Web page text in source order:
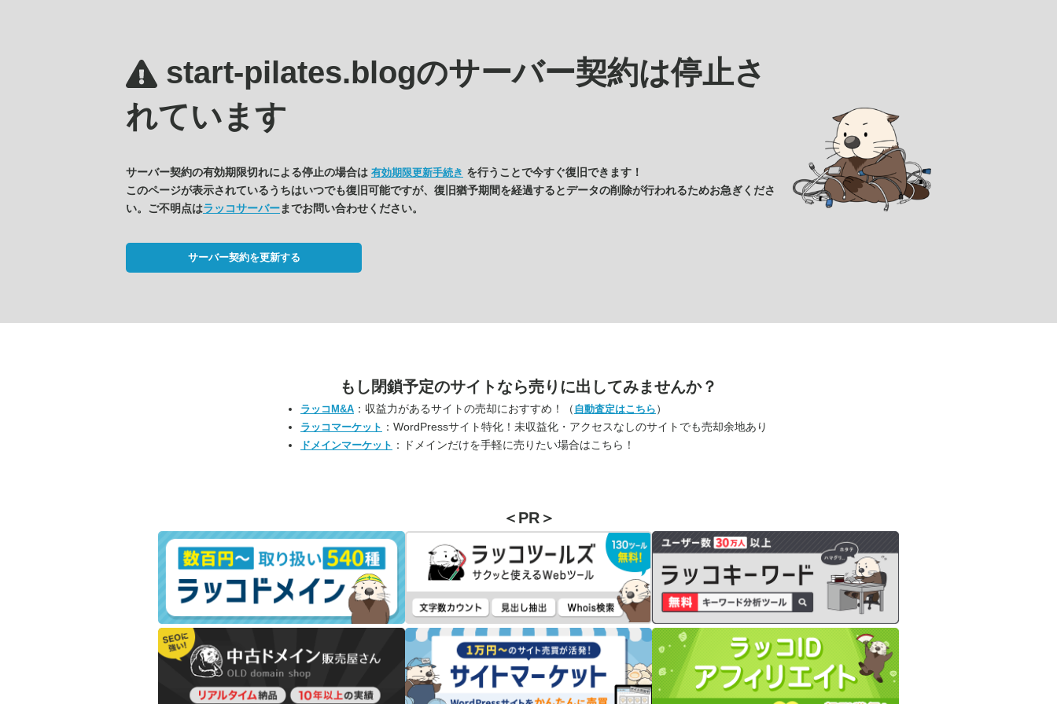
start-pilates.blogのサーバー契約は停止さ
れています
サーバー契約の有効期限切れによる停止の場合は 有効期限更新手続き を行うことで今すぐ復旧できます！
このページが表示されているうちはいつでも復旧可能ですが、復旧猶予期間を経過するとデータの削除が行われるためお急ぎくださ
い。ご不明点はラッコサーバーまでお問い合わせください。
サーバー契約を更新する
もし閉鎖予定のサイトなら売りに出してみませんか？
ラッコM&A ：収益力があるサイトの売却におすすめ！（ 自動査定はこちら ）
ラッコマーケット ：WordPressサイト特化！未収益化・アクセスなしのサイトでも売却余地あり
ドメインマーケット ：ドメインだけを手軽に売りたい場合はこちら！
＜PR＞